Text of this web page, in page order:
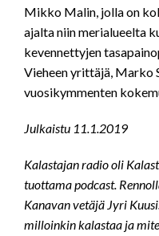
Mikko Malin, jolla on
ajalta niin merialueelta
kevennettyjen
Vieheen yrittäjä, Marko
vuosikymmenten
Julkaistu 11.1.2019
Kalastajan radio oli
tuottama podcast.
Kanavan vetäjä Jyri
milloinkin kalastaa ja